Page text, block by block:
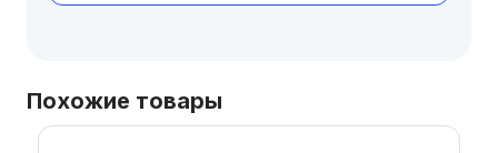
Похожие товары